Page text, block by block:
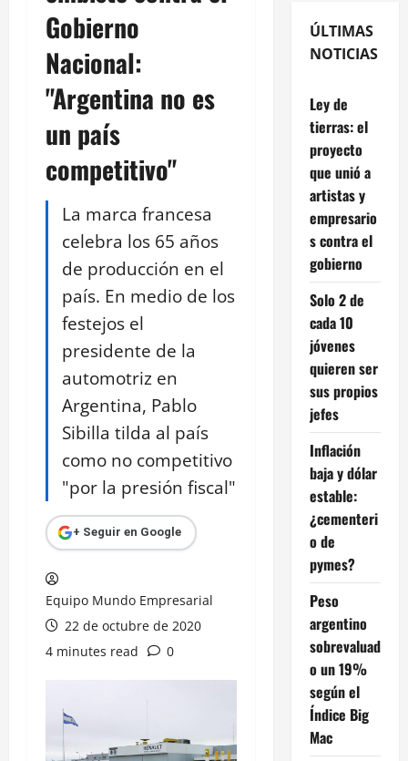
Gobierno
Nacional:
"Argentina no es
un país
competitivo"
La marca francesa
celebra los 65 años
de producción en el
país. En medio de los
festejos el
presidente de la
automotriz en
Argentina, Pablo
Sibilla tilda al país
como no competitivo
"por la presión fiscal"
+ Seguir en Google
Equipo Mundo Empresarial
22 de octubre de 2020
4 minutes read
0
ÚLTIMAS
NOTICIAS
Ley de
tierras: el
proyecto
que unió a
artistas y
empresario
s contra el
gobierno
Solo 2 de
cada 10
jóvenes
quieren ser
sus propios
jefes
Inflación
baja y dólar
estable:
¿cementeri
o de
pymes?
Peso
argentino
sobrevaluad
o un 19%
según el
Índice Big
Mac